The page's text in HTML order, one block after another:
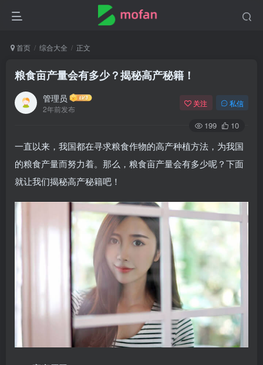
首页 综合大全 正文
粮食亩产量会有多少？揭秘高产秘籍！
管理员
2年前发布
关注 私信
199 10
一直以来，我国都在寻求粮食作物的高产种植方法，为我国
的粮食产量而努力着。那么，粮食亩产量会有多少呢？下面
就让我们揭秘高产秘籍吧！